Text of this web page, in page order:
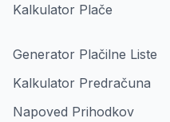
Kalkulator Plače
Generator Plačilne Liste
Kalkulator Predračuna
Napoved Prihodkov